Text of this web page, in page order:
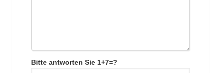
Bitte antworten Sie 1+7=?